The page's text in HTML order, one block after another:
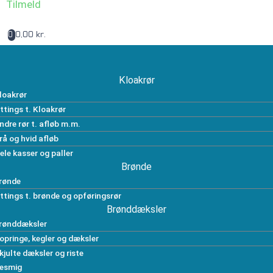
Tilmeld
0 0,00 kr.
Kloakrør
t. Kloakrør
rør t. afløb m.m.
og hvid afløb
kasser og paller
Brønde
t. brønde og opføringsrør
Brønddæksler
kegler og dæksler
dæksler og riste